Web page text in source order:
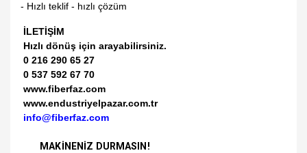
- Hızlı teklif - hızlı çözüm
İLETİŞİM
Hızlı dönüş için arayabilirsiniz.
0 216 290 65 27
0 537 592 67 70
www.fiberfaz.com
www.endustriyelpazar.com.tr
info@fiberfaz.com
MAKİNENİZ DURMASIN!